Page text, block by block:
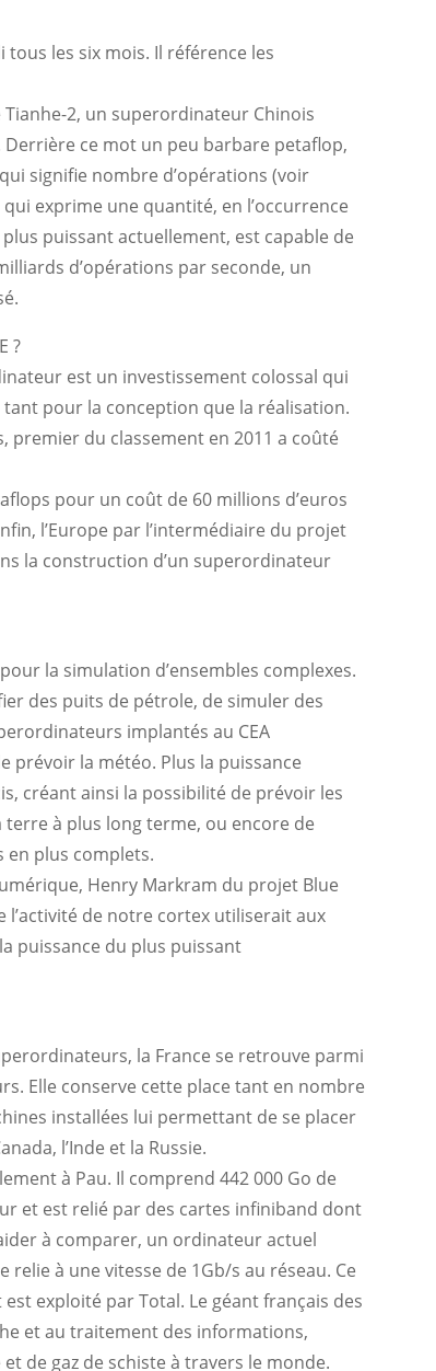
les six mois. Il référence les
2, un superordinateur Chinois
Derrière ce mot un peu barbare petaflop,
signifie nombre d’opérations (voir
exprime une quantité, en l’occurrence
puissant actuellement, est capable de
d’opérations par seconde, un
?
est un investissement colossal qui
pour la conception que la réalisation.
premier du classement en 2011 a coûté
pour un coût de 60 millions d’euros
l’Europe par l’intermédiaire du projet
la construction d’un superordinateur
la simulation d’ensembles complexes.
des puits de pétrole, de simuler des
implantés au CEA
prévoir la météo. Plus la puissance
créant ainsi la possibilité de prévoir les
à plus long terme, ou encore de
en plus complets.
Henry Markram du projet Blue
l’activité de notre cortex utiliserait aux
puissance du plus puissant
la France se retrouve parmi
Elle conserve cette place tant en nombre
installées lui permettant de se placer
l’Inde et la Russie.
à Pau. Il comprend 442 000 Go de
et est relié par des cartes infiniband dont
à comparer, un ordinateur actuel
à une vitesse de 1Gb/s au réseau. Ce
exploité par Total. Le géant français des
et au traitement des informations,
de gaz de schiste à travers le monde.